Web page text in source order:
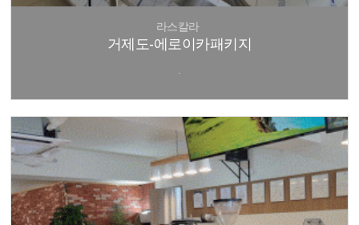
라스칼라
거제도-에로이카패키지
.